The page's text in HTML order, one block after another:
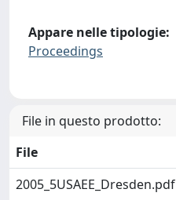
Appare nelle tipologie:
Proceedings
File in questo prodotto:
File
2005_5USAEE_Dresden.pdf